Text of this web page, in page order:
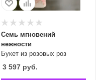
Букет из розовых роз
Семь мгновений
нежности
3 597руб.